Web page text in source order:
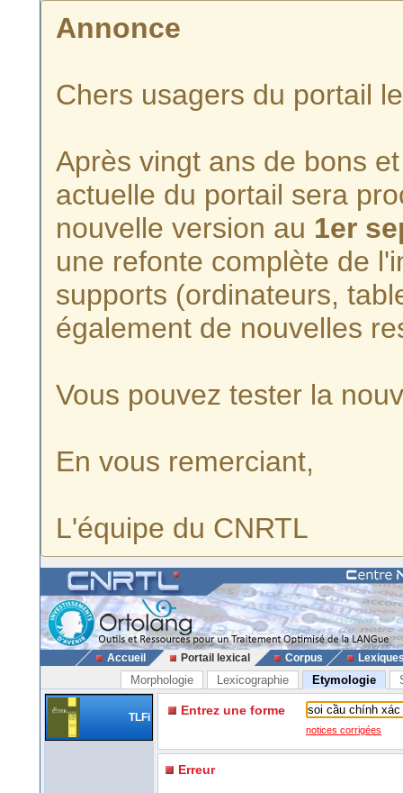
Annonce
Chers usagers du portail
Après vingt ans de bons
actuelle du portail sera
nouvelle version au 1er
une refonte complète de
supports (ordinateurs,
également de nouvelles
Vous pouvez tester la
En vous remerciant,
L'équipe du CNRTL
Accueil Portail lexical Corpus
Morphologie Lexicographie Etymologie
TLFi Entrez une forme
notices corrigées
Erreur